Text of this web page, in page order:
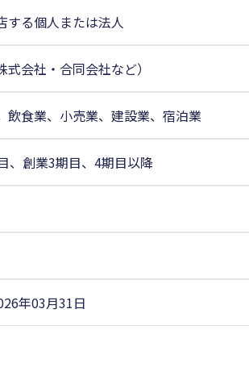
する個人または法人
会社・合同会社など）
飲食業、小売業、建設業、宿泊業
、創業3期目、4期目以降
年03月31日